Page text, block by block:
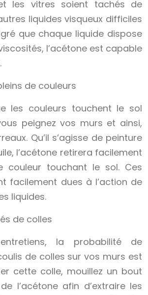
les vitres soient tachés de
liquides visqueux difficiles
que chaque liquide dispose
l’acétone est capable
de couleurs
les couleurs touchent le sol
peignez vos murs et ainsi,
Qu’il s’agisse de peinture
l’acétone retirera facilement
couleur touchant le sol. Ces
facilement dues à l’action de
liquides.
de colles
la probabilité de
de colles sur vos murs est
cette colle, mouillez un bout
l’acétone afin d’extraire les